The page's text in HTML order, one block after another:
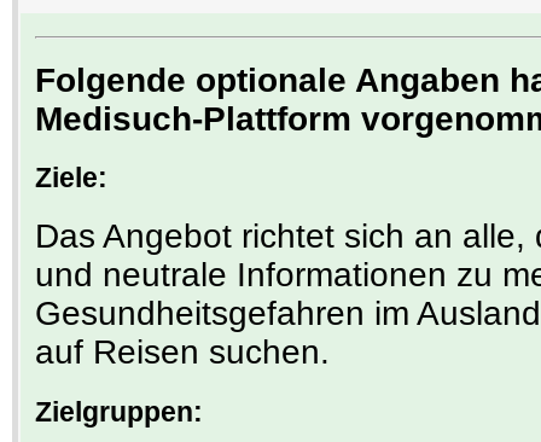
Folgende optionale Angaben
Medisuch-Plattform
Ziele:
Das Angebot richtet sich an
und neutrale Informationen zu
Gesundheitsgefahren im
auf Reisen suchen.
Zielgruppen: